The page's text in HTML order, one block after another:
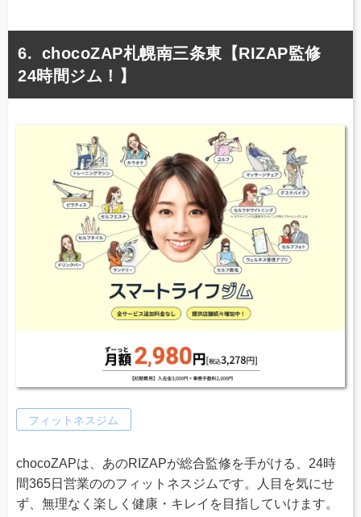
chocoZAP札幌南三条東【RIZAP監修
24時間ジム！】
フィットネスジム
chocoZAPは、あのRIZAPが総合監修を手がける、24時
間365日営業ののフィットネスジムです。人目を気にせ
ず、無理なく楽しく健康・キレイを目指していけます。